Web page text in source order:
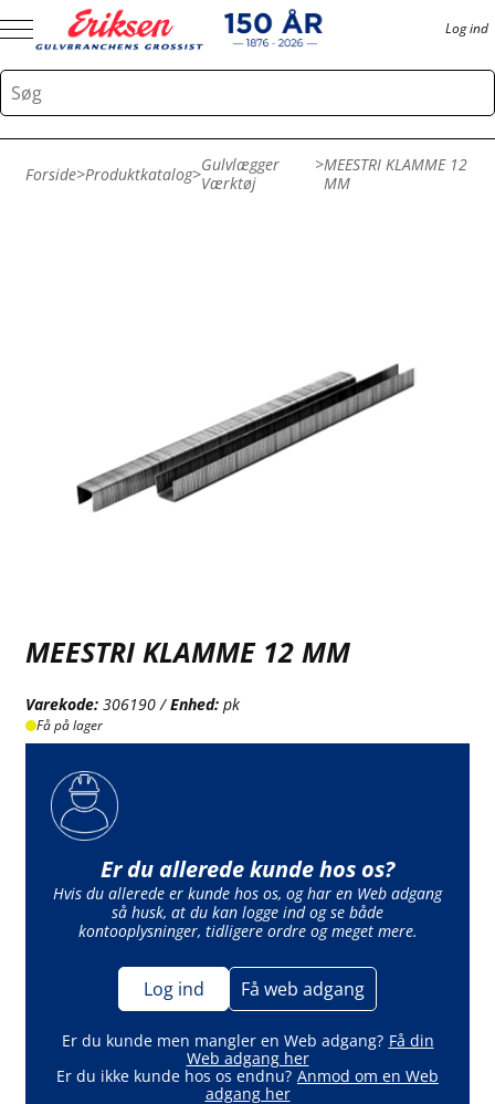
Log ind
Forside>Produktkatalog>Gulvlægger
Værktøj
>MEESTRI KLAMME 12
MM
MEESTRI KLAMME 12 MM
Varekode: 306190 /Enhed: pk
Få på lager
Er du allerede kunde hos os?
Hvis du allerede er kunde hos os, og har en Web adgang
så husk, at du kan logge ind og se både
kontooplysninger, tidligere ordre og meget mere.
Log ind Få web adgang
Er du kunde men mangler en Web adgang? Få din
Web adgang her
Er du ikke kunde hos os endnu? Anmod om en Web
adgang her